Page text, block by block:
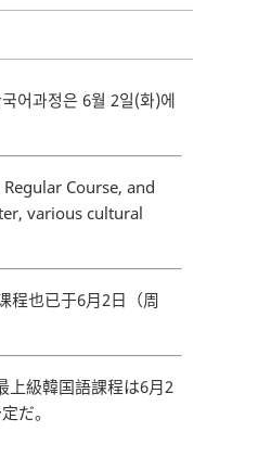
어과정은 6월 2일(화)에
Course, and
various cultural
程也已于6月2日（周
上級韓国語課程は6月2
だ。